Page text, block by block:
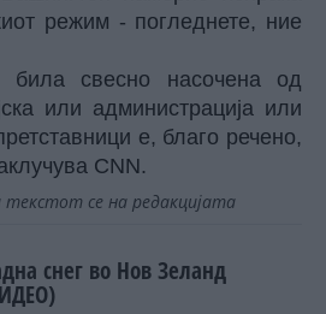
режим - погледнете, ние
била свесно насочена од
или администрација или
е, благо речено,
CNN.
се на редакцијата
снег во Нов Зеланд